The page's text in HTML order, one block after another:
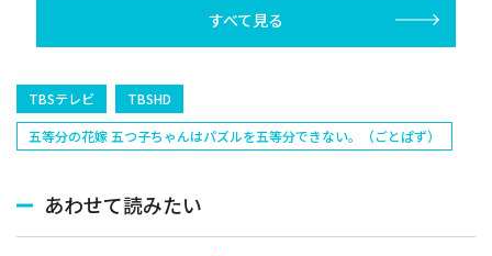
すべて見る
TBSテレビ
TBSHD
五等分の花嫁 五つ子ちゃんはパズルを五等分できない。（ごとぱず）
あわせて読みたい